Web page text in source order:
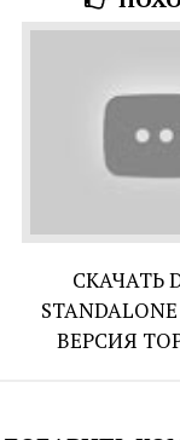
СКАЧАТЬ
ВЕРСИЯ